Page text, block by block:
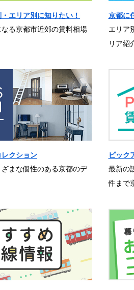
エリア別に知りたい！
る京都市近郊の賃料相場
京都に
エリア
リア紹
クション
まな個性のある京都のデ
ピック
最新の
件まで